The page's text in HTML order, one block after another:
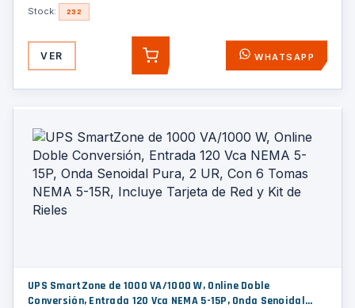
Stock: 232
VER AGREGAR WHATSAPP
UPS SmartZone de 1000 VA/1000 W, Online Doble
Conversión, Entrada 120 Vca NEMA 5-15P, Onda Senoidal